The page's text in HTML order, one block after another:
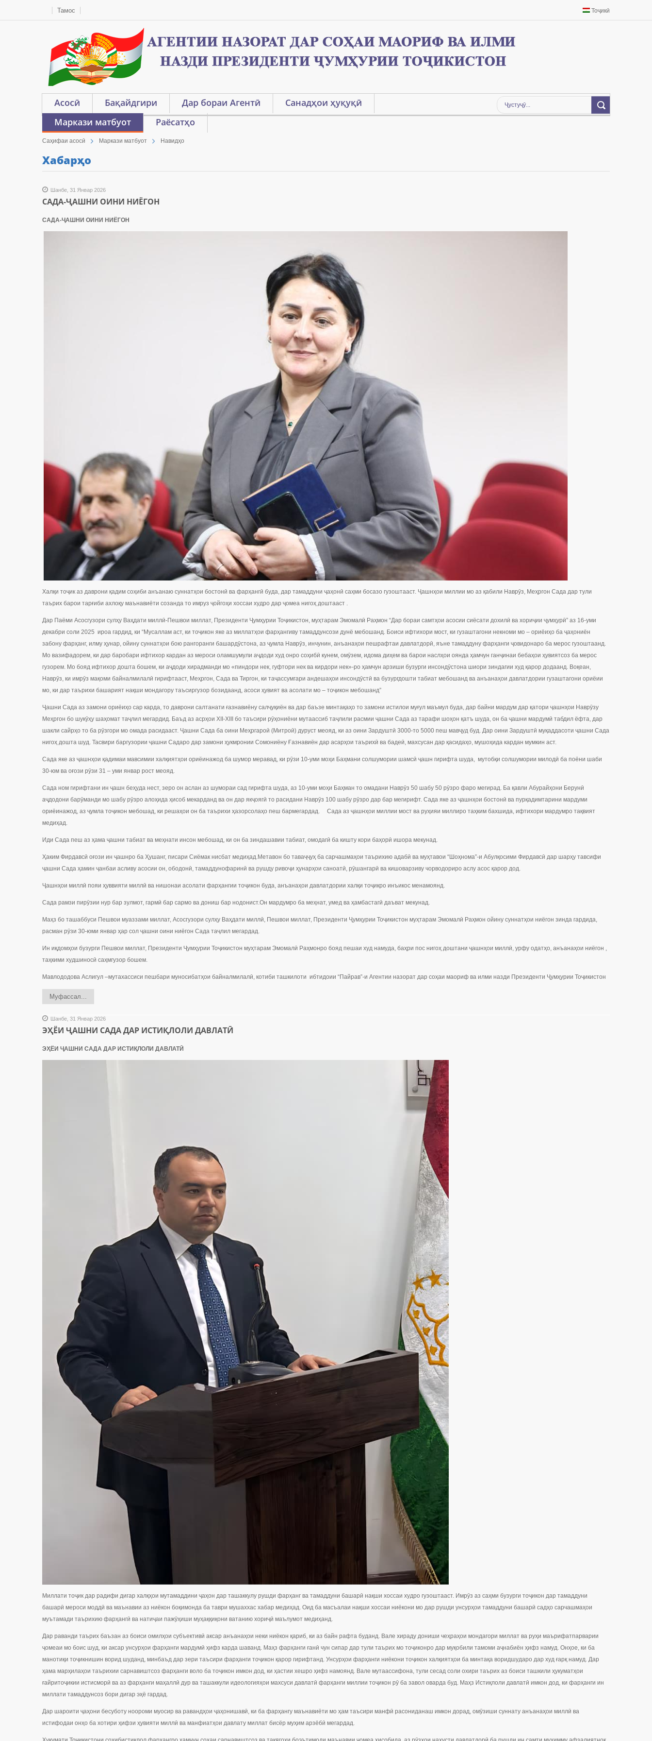
Тамос Тоҷикӣ
Асосӣ Бақайдгири Дар бораи Агентӣ
Санадҳои ҳуқуқӣ
Маркази матбуот
Раёсатҳо
Саҳифаи асосӣ Маркази матбуот Навидҳо
Хабарҳо
Шанбе, 31 Январ 2026
САДА-ҶАШНИ ОИНИ НИЁГОН
САДА-ҶАШНИ ОИНИ НИЁГОН
Халқи тоҷик аз даврони қадим соҳиби анъанаю суннатҳои бостонӣ ва фарҳангӣ буда, дар тамаддуни ҷаҳонӣ саҳми босазо гузоштааст. Ҷашнҳои миллии мо аз қабили Наврӯз, Меҳргон Сада дар тули
таърих барои тарғиби ахлоқу маънавиёти созанда то имруз ҷойгоҳи хоссаи худро дар ҷомеа нигоҳ доштааст .
Дар Паёми Асосгузори сулҳу Ваҳдати миллӣ-Пешвои миллат, Президенти Ҷумҳурии Тоҷикистон, муҳтарам Эмомалӣ Раҳмон “Дар бораи самтҳои асосии сиёсати дохилӣ ва хориҷии ҷумҳурӣ” аз 16-уми
декабри соли 2025 ироа гардид, ки “Мусаллам аст, ки тоҷикон яке аз миллатҳои фарҳангиву тамаддунсози дунё мебошанд. Боиси ифтихори мост, ки гузаштагони некноми мо – ориёиҳо ба ҷаҳониён
забону фарҳанг, илму ҳунар, ойину суннатҳои бою рангоранги башардӯстона, аз ҷумла Наврӯз, инчунин, анъанаҳои пешрафтаи давлатдорӣ, яъне тамаддуну фарҳанги ҷовидонаро ба мерос гузоштаанд.
Мо вазифадорем, ки дар баробари ифтихор кардан аз мероси оламшумули аҷдоди худ онро соҳибӣ кунем, омӯзем, идома диҳем ва барои наслҳои оянда ҳамчун ганҷинаи бебаҳои ҳувиятсоз ба мерос
гузорем. Мо бояд ифтихор дошта бошем, ки аҷдоди хирадманди мо «пиндори нек, гуфтори нек ва кирдори нек»-ро ҳамчун арзиши бузурги инсондӯстона шиори зиндагии худ қарор додаанд. Воқеан,
Наврӯз, ки имрӯз мақоми байналмилалӣ гирифтааст, Меҳргон, Сада ва Тиргон, ки таҷассумгари андешаҳои инсондӯстӣ ва бузургдошти табиат мебошанд ва анъанаҳои давлатдории гузаштагони ориёии
мо, ки дар таърихи башарият нақши мондагору таъсиргузор бозидаанд, асоси ҳувият ва асолати мо – тоҷикон мебошанд”
Ҷашни Сада аз замони ориёиҳо сар карда, то даврони салтанати ғазнавиёну салҷуқиён ва дар баъзе минтақаҳо то замони истилои муғул маъмул буда, дар байни мардум дар қатори ҷашнҳои Наврӯзу
Меҳргон бо шукӯҳу шаҳомат таҷлил мегардид. Баъд аз асрҳои XII-XIII бо таъсири рӯҳониёни мутаассиб таҷлили расмии ҷашни Сада аз тарафи шоҳон қатъ шуда, он ба ҷашни мардумӣ табдил ёфта, дар
шакли сайрҳо то ба рӯзгори мо омада расидааст. Ҷашни Сада ба оини Меҳргароӣ (Митроӣ) дуруст меояд, ки аз оини Зардуштӣ 3000-то 5000 пеш мавҷуд буд. Дар оини Зардуштӣ муқаддасоти ҷашни Сада
нигоҳ дошта шуд. Тасвири баргузории ҷашни Садаро дар замони ҳукмронии Сомониёну Ғазнавиён дар асарҳои таърихӣ ва бадеӣ, махсусан дар қасидаҳо, мушоҳида кардан мумкин аст.
Сада яке аз ҷашнҳои қадимаи мавсимии халқиятҳои ориёинажод ба шумор меравад, ки рӯзи 10-уми моҳи Баҳмани солшумории шамсӣ ҷашн гирифта шуда, мутобқи солшумории милодӣ ба поёни шаби
30-юм ва оғози рӯзи 31 – уми январ рост меояд.
Сада ном гирифтани ин ҷашн беҳуда нест, зеро он аслан аз шумораи сад гирифта шуда, аз 10-уми моҳи Баҳман то омадани Наврӯз 50 шабу 50 рӯзро фаро мегирад. Ба қавли Абурайҳони Берунӣ
аҷдодони барӯманди мо шабу рӯзро алоҳида ҳисоб мекарданд ва он дар якҷоягӣ то расидани Наврӯз 100 шабу рӯзро дар бар мегирифт. Сада яке аз ҷашнҳои бостонӣ ва пурқадимтарини мардуми
ориёинажод, аз ҷумла тоҷикон мебошад, ки решаҳои он ба таърихи ҳазорсолаҳо пеш бармегардад. Сада аз ҷашнҳои миллии мост ва руҳияи миллиро таҳким бахшида, ифтихори мардумро тақвият
медиҳад.
Иди Сада пеш аз ҳама ҷашни табиат ва меҳнати инсон мебошад, ки он ба зиндашавии табиат, омодагӣ ба кишту кори баҳорӣ ишора мекунад.
Ҳаким Фирдавсӣ оғози ин ҷашнро ба Ҳушанг, писари Сиёмак нисбат медиҳад.Метавон бо таваҷҷуҳ ба сарчашмаҳои таърихию адабӣ ва муҳтавои “Шоҳнома”-и Абулқосими Фирдавсӣ дар шарҳу тавсифи
ҷашни Сада ҳамин ҷанбаи асливу асосии он, ободонӣ, тамаддунофаринӣ ва рушду ривоҷи ҳунарҳои саноатӣ, рӯшангарӣ ва кишоварзиву чорводориро аслу асос қарор дод.
Ҷашнҳои миллӣ пояи ҳуввияти миллӣ ва нишонаи асолати фарҳангии тоҷикон буда, анъанаҳои давлатдории халқи тоҷикро инъикос менамоянд.
Сада рамзи пирӯзии нур бар зулмот, гармӣ бар сармо ва дониш бар нодонист.Он мардумро ба меҳнат, умед ва ҳамбастагӣ даъват мекунад.
Маҳз бо ташаббуси Пешвои муаззами миллат, Асосгузори сулҳу Ваҳдати миллӣ, Пешвои миллат, Президенти Ҷумҳурии Тоҷикистон муҳтарам Эмомалӣ Раҳмон ойину суннатҳои ниёгон зинда гардида,
расман рӯзи 30-юми январ ҳар сол ҷашни оини ниёгон Сада таҷлил мегардад.
Ин иқдомҳои бузурги Пешвои миллат, Президенти Ҷумҳурии Тоҷикистон муҳтарам Эмомалӣ Раҳмонро бояд пешаи худ намуда, баҳри пос нигоҳ доштани ҷашнҳои миллӣ, урфу одатҳо, анъанаҳои ниёгон ,
таҳкими худшиносӣ саҳмгузор бошем.
Мавлододова Аслигул –мутахассиси пешбари муносибатҳои байналмилалӣ, котиби ташкилоти ибтидоии “Пайрав”-и Агентии назорат дар соҳаи маориф ва илми назди Президенти Ҷумҳурии Тоҷикистон
Муфассал...
Шанбе, 31 Январ 2026
ЭҲЁИ ҶАШНИ САДА ДАР ИСТИҚЛОЛИ ДАВЛАТӢ
ЭҲЁИ ҶАШНИ САДА ДАР ИСТИҚЛОЛИ ДАВЛАТӢ
Миллати тоҷик дар радифи дигар халқҳои мутамаддини ҷаҳон дар ташаккулу рушди фарҳанг ва тамаддуни башарӣ нақши хоссаи худро гузоштааст. Имрӯз аз саҳми бузурги тоҷикон дар тамаддуни
башарӣ мероси моддӣ ва маънавии аз ниёкон боқимонда ба таври мушаххас хабар медиҳад. Оид ба масъалаи нақши хоссаи ниёкони мо дар рушди унсурҳои тамаддуни башарӣ садҳо сарчашмаҳои
муътамади таърихию фарҳангӣ ва натиҷаи пажӯҳиши муҳаққиқони ватанию хориҷӣ маълумот медиҳанд.
Дар раванди таърих баъзан аз боиси омилҳои субъективӣ аксар анъанаҳои неки ниёкон қариб, ки аз байн рафта буданд. Вале хираду дониши чеҳраҳои мондагори миллат ва руҳи маърифатпарварии
ҷомеаи мо боис шуд, ки аксар унсурҳои фарҳанги мардумӣ ҳифз карда шаванд. Маҳз фарҳанги ғанӣ чун сипар дар тули таърих мо тоҷиконро дар муқобили тамоми аҷнабиён ҳифз намуд. Онҳое, ки ба
манотиқи тоҷикнишин ворид шуданд, минбаъд дар зери таъсири фарҳанги тоҷикон қарор гирифтанд. Унсурҳои фарҳанги ниёкони тоҷикон халқиятҳои ба минтақа воридшударо дар худ ғарқ намуд. Дар
ҳама марҳилаҳои таърихии сарнавиштсоз фарҳанги воло ба тоҷикон имкон дод, ки ҳастии хешро ҳифз намоянд. Вале мутаассифона, тули сесад соли охири таърих аз боиси ташкили ҳукуматҳои
ғайритоҷикии истисморӣ ва аз фарҳанги маҳаллӣ дур ва ташаккули идеологияҳои махсуси давлатӣ фарҳанги миллии тоҷикон рӯ ба завол оварда буд. Маҳз Истиқлоли давлатӣ имкон дод, ки фарҳанги ин
миллати тамаддунсоз бори дигар эҳё гардад.
Дар шароити ҷаҳони бесуботу ноороми муосир ва равандҳои ҷаҳонишавӣ, ки ба фарҳангу маънавиёти мо ҳам таъсири манфӣ расониданаш имкон дорад, омӯзиши суннату анъанаҳои миллӣ ва
истифодаи онҳо ба хотири ҳифзи ҳувияти миллӣ ва манфиатҳои давлату миллат бисёр муҳим арзёбӣ мегардад.